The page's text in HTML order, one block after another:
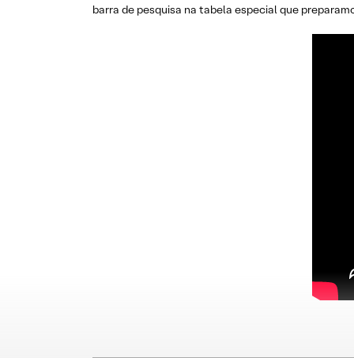
barra de pesquisa na tabela especial que